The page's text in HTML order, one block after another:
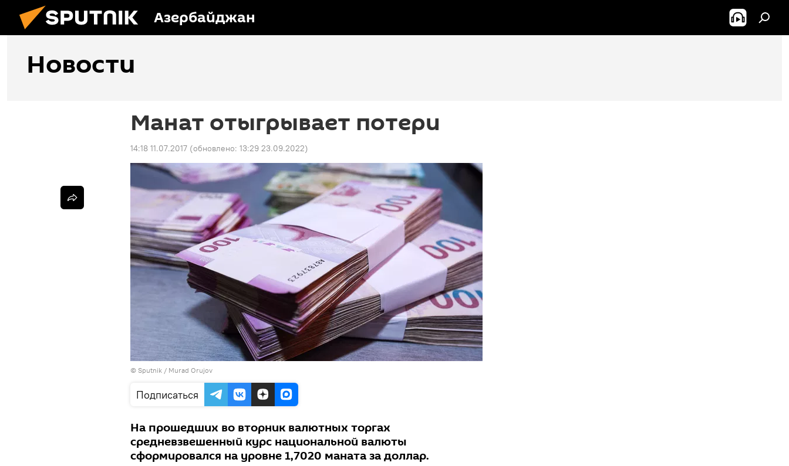
Азербайджан
Новости
Манат отыгрывает потери
14:18 11.07.2017 (обновлено: 13:29 23.09.2022)
© Sputnik / Murad Orujov
Подписаться
На прошедших во вторник валютных торгах
средневзвешенный курс национальной валюты
сформировался на уровне 1,7020 маната за доллар.